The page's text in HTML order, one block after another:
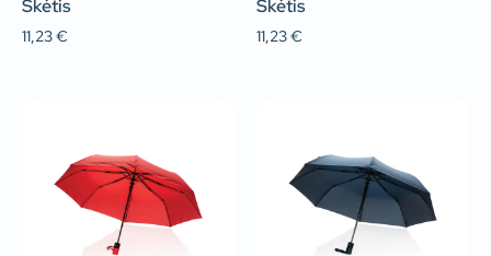
Skėtis
11,23€
Skėtis
11,23€